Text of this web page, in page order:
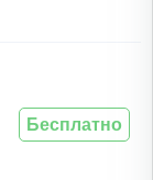
Бесплатно